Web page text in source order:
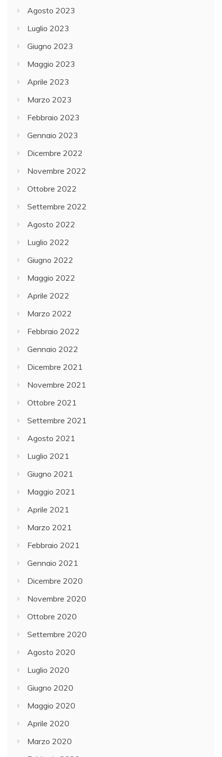
Agosto 2023
Luglio 2023
Giugno 2023
Maggio 2023
Aprile 2023
Marzo 2023
Febbraio 2023
Gennaio 2023
Dicembre 2022
Novembre 2022
Ottobre 2022
Settembre 2022
Agosto 2022
Luglio 2022
Giugno 2022
Maggio 2022
Aprile 2022
Marzo 2022
Febbraio 2022
Gennaio 2022
Dicembre 2021
Novembre 2021
Ottobre 2021
Settembre 2021
Agosto 2021
Luglio 2021
Giugno 2021
Maggio 2021
Aprile 2021
Marzo 2021
Febbraio 2021
Gennaio 2021
Dicembre 2020
Novembre 2020
Ottobre 2020
Settembre 2020
Agosto 2020
Luglio 2020
Giugno 2020
Maggio 2020
Aprile 2020
Marzo 2020